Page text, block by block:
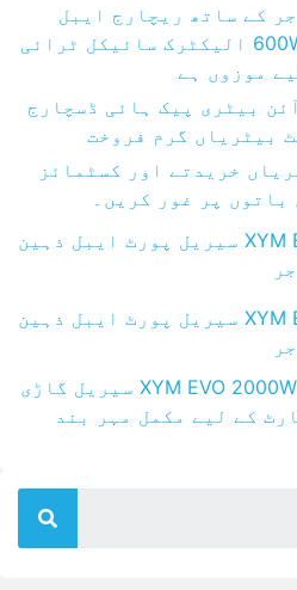
کے ساتھ ریچارج ایبل
بیٹری 600W 1000W الیکٹرک سائیکل ٹرائی
موزوں ہے
بیٹری پیک ہائی ڈسچارج
بیٹریاں گرم فروخت
خریدتے اور کسٹمائز
باتوں پر غور کریں۔
XYM EVO 1200W سیریل پورٹ ایبل ذہین
XYM EVO 1200W سیریل پورٹ ایبل ذہین
XYM EVO 2000W 48V 10A-30A سیریل گاڑی
کے لیے مکمل مہر بند